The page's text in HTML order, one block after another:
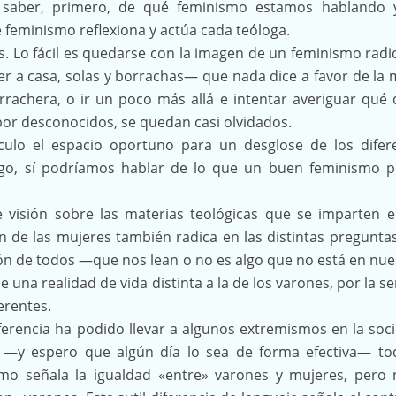
primero, de qué feminismo estamos hablando
reflexiona y actúa cada teóloga.
Lo fácil es quedarse con la imagen de un feminismo
a casa, solas y borrachas— que nada dice a favor de la
o ir un poco más allá e intentar averiguar qué
desconocidos, se quedan casi olvidados.
el espacio oportuno para un desglose de los
sí podríamos hablar de lo que un buen feminismo
visión sobre las materias teológicas que se imparten
de las mujeres también radica en las distintas
de todos —que nos lean o no es algo que no está en
una realidad de vida distinta a la de los varones, por la
ha podido llevar a algunos extremismos en la
—y espero que algún día lo sea de forma efectiva—
señala la igualdad «entre» varones y mujeres, pero